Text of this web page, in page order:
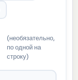
(необязательно,
по одной на
строку)